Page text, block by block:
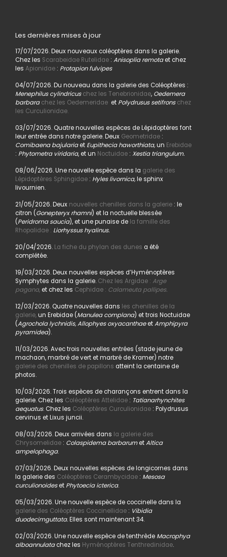
Les dernières mises à jour
17/07/2026. Deux nouveaux coléoptères dans la galerie.
Chez les Scarabeidae Rutelidae: Anisoplia remotaet chez
les Apionidae: Protapion fulvipes
04/07/2026. Du nouveau dans la galerie des Coléoptères :
Menephilus cylindricus chez les Tenebrionidae,Oedemera
barbara chez les Oedemeridaeet Polydrusus setifrons chez
les Curculionidae.
03/07/2026. Quatre nouvelles espèces de Lépidoptères font
leur entrée dans notre galerie. Deux Geometridae:
Comibaena bajulariaet Eupithecia haworthiata,un Erebidae
: Phytometra viridaria, et un Noctuidae: Xestia triangulum.
08/06/2026. Une nouvelle espèce dans la galerie des
Lépidoptères Sphingidae: Hyles livornica,le sphinx
livournien.
21/05/2026. Deux nouvelles chenilles dans la galerie : le
citron (Gonepteryx rhamni) et la noctuelle blessée
(Peridroma saucia), et une punaise dela famille des
Rhopalidae : Liorhyssus hyalinus.
20/04/2026. La fiche du phylan des dunes a été
complétée.
19/03/2026. Deux nouvelles espèces d’Hyménoptères
Symphytes dans la galerie. Chez les Argidae : Arge
pagana,et chez les Cephidae : Calameuta pallipes.
12/03/2026. Quatre nouvelles dans les chenilles de la
galerie,un Erebidae (Manulea complana) et trois Noctuidae
(Agrochola lychnidis, Allophyes oxyacanthaeetAmphipyra
pyramidea).
11/03/2026. Avec trois nouvelles entrées (stade jeune de
machaon, marbré de vert et marbré de Kramer) notre
galerie des chenilles de papillons atteint la centaine de
photos.
10/03/2026. Trois espèces de charançons entrent dans la
galerie. Chez les Coléoptères Attelidae: Tatianarhynchites
aequatus. Chez les Coléoptères Curculionidae: Polydrusus
cervinus et Lixus juncii.
08/03/2026. Deux arrivées dans la galerie des
Chrysomelidae: Colaspidema barbarumetAltica
ampelophaga.
07/03/2026. Deux nouvelles espèces de longicornes dans
la galerie des Coléoptères Cerambycidae: Mesosa
curculionoideset Phytoecia icterica.
05/03/2026. Une nouvelle espèce de coccinelle dans la
galerie des Coléoptères Coccinellidae: Vibidia
duodecimguttata.Elles sont maintenant 34.
02/03/2026. Une nouvelle espèce de tenthrède Macrophya
alboannulatachez les Hyménoptères Tenthredinidae.